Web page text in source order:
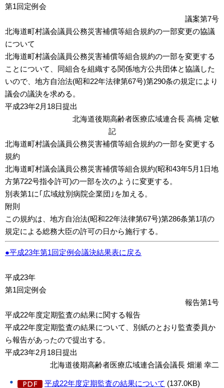
第1回定例会
議案第7号
北海道町村議会議員公務災害補償等組合規約の一部変更の協議
について
北海道町村議会議員公務災害補償等組合規約の一部を変更する
ことについて、同組合を組織する関係地方公共団体と協議した
いので、地方自治法(昭和22年法律第67号)第290条の規定により
議会の議決を求める。
平成23年2月18日提出
北海道後期高齢者医療広域連合長 高橋 定敏
記
北海道町村議会議員公務災害補償等組合規約の一部を変更する
規約
北海道町村議会議員公務災害補償等組合規約(昭和43年5月1日地
方第722号指令許可)の一部を次のように変更する。
別表第1に｢広域紋別病院企業団｣を加える。
附則
この規約は、地方自治法(昭和22年法律第67号)第286条第1項の
規定による総務大臣の許可の日から施行する。
●平成23年第1回定例会議決結果表に戻る
平成23年
第1回定例会
報告第1号
平成22年度定期監査の結果に関する報告
平成22年度定期監査の結果について、別紙のとおり監査委員か
ら報告があったので提出する。
平成23年2月18日提出
北海道後期高齢者医療広域連合議会議長 畑瀬 幸二
平成22年度定期監査の結果について (137.0KB)